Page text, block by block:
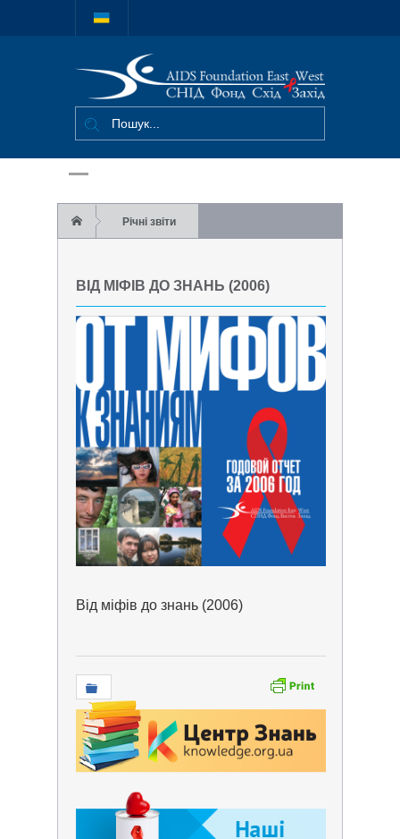
Міжнародний
благодійний
фонд "СНІД
Захід"
Річні звіти
Від міфів до знань (2006)
ВІД МІФІВ ДО ЗНАНЬ (2006)
Від міфів до знань (2006)